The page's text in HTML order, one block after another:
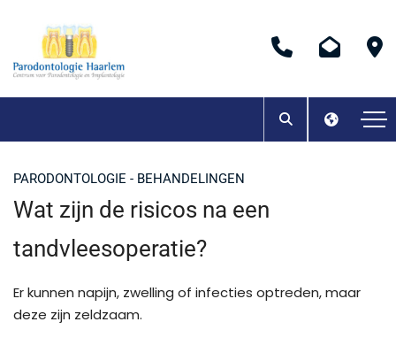
PARODONTOLOGIE - BEHANDELINGEN
Wat zijn de risicos na een
tandvleesoperatie?
Er kunnen napijn, zwelling of infecties optreden, maar
deze zijn zeldzaam.